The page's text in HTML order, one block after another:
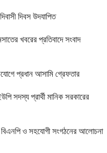
দিবস উদযাপিত
খবরের প্রতিবাদে সংবাদ
প্রধান আসামি গ্রেফতার
সদস্য প্রার্থী মানিক সরকারের
ও সহযোগী সংগঠনের আলোচনা